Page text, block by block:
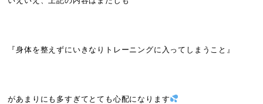
『身体を整えずにいきなりトレーニングに入ってしまうこと』
があまりにも多すぎてとても心配になります